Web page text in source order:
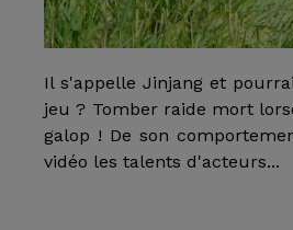
Il s'appelle Jinjang et
jeu ? Tomber raide mort
galop ! De son
vidéo les talents d'acteurs...